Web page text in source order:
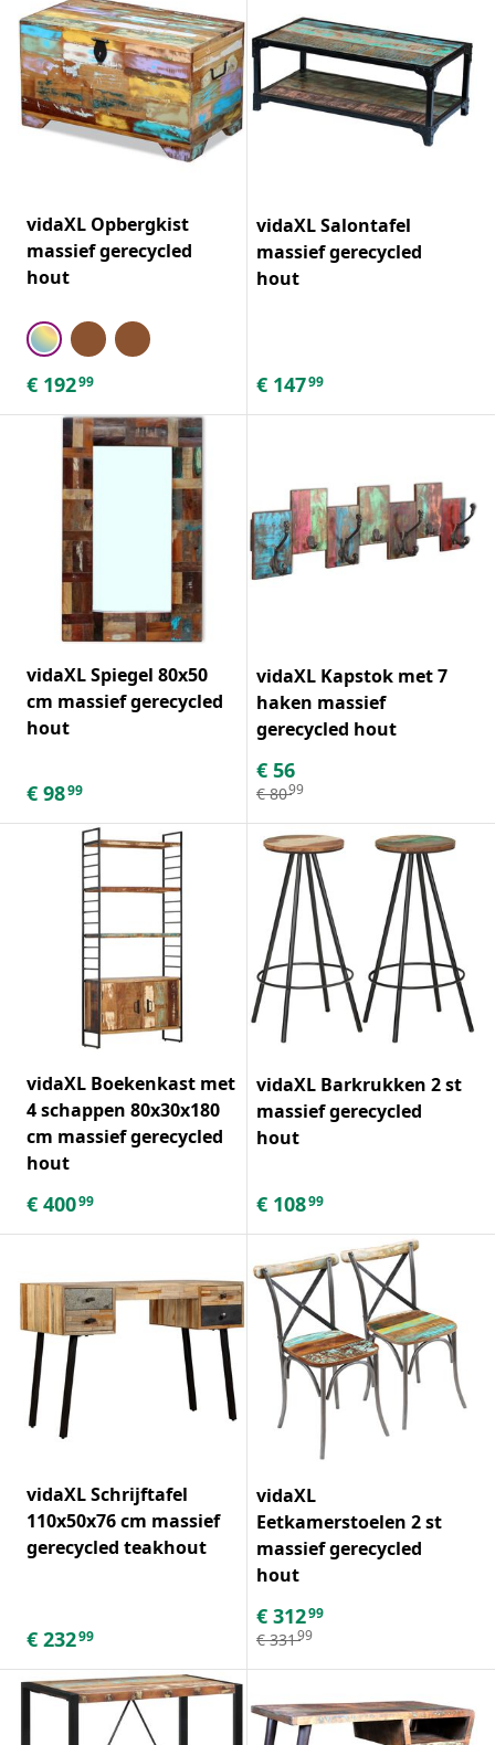
vidaXL Opbergkist
massief gerecycled
hout
€ 19299
vidaXL Salontafel
massief gerecycled
hout
€ 14799
vidaXL Spiegel 80x50
cm massief gerecycled
hout
€ 9899
vidaXL Kapstok met 7
haken massief
gerecycled hout
€ 56
€ 8099
vidaXL Boekenkast met
4 schappen 80x30x180
cm massief gerecycled
hout
€ 40099
vidaXL Barkrukken 2 st
massief gerecycled
hout
€ 10899
vidaXL Schrijftafel
110x50x76 cm massief
gerecycled teakhout
€ 23299
vidaXL
Eetkamerstoelen 2 st
massief gerecycled
hout
€ 31299
€ 33199